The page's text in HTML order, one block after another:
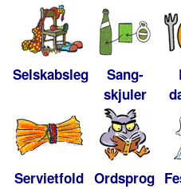
Selskabsleg
Sang-
skjuler
Servietfold Ordsprog